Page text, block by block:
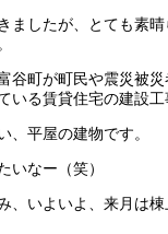
ましたが、とても素
谷町が町民や震災被
いる賃貸住宅の建設工
、平屋の建物です。
いなー（笑）
、いよいよ、来月は棟